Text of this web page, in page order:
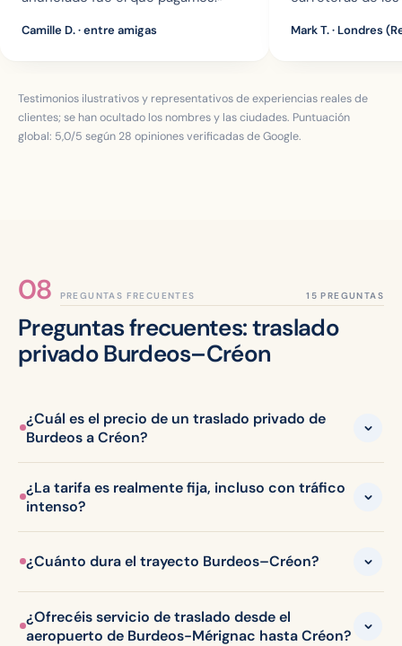
Camille D.· entre amigas Mark T.· Londres
Testimonios ilustrativos y representativos de experiencias reales de
clientes; se han ocultado los nombres y las ciudades. Puntuación
global: 5,0/5 según 28 opiniones verificadas de Google.
PREGUNTAS FRECUENTES
Preguntas frecuentes: traslado
privado Burdeos–Créon
¿Cuál es el precio de un traslado privado de
Burdeos a Créon?
¿La tarifa es realmente fija, incluso con tráfico
intenso?
¿Cuánto dura el trayecto Burdeos–Créon?
¿Ofrecéis servicio de traslado desde el
aeropuerto de Burdeos-Mérignac hasta Créon?